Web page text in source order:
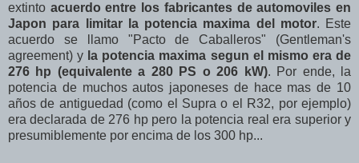
extinto acuerdo entre los fabricantes de automoviles en
Japon para limitar la potencia maxima del motor. Este
acuerdo se llamo "Pacto de Caballeros" (Gentleman's
agreement) y la potencia maxima segun el mismo era de
276 hp (equivalente a 280 PS o 206 kW). Por ende, la
potencia de muchos autos japoneses de hace mas de 10
años de antiguedad (como el Supra o el R32, por ejemplo)
era declarada de 276 hp pero la potencia real era superior y
presumiblemente por encima de los 300 hp...